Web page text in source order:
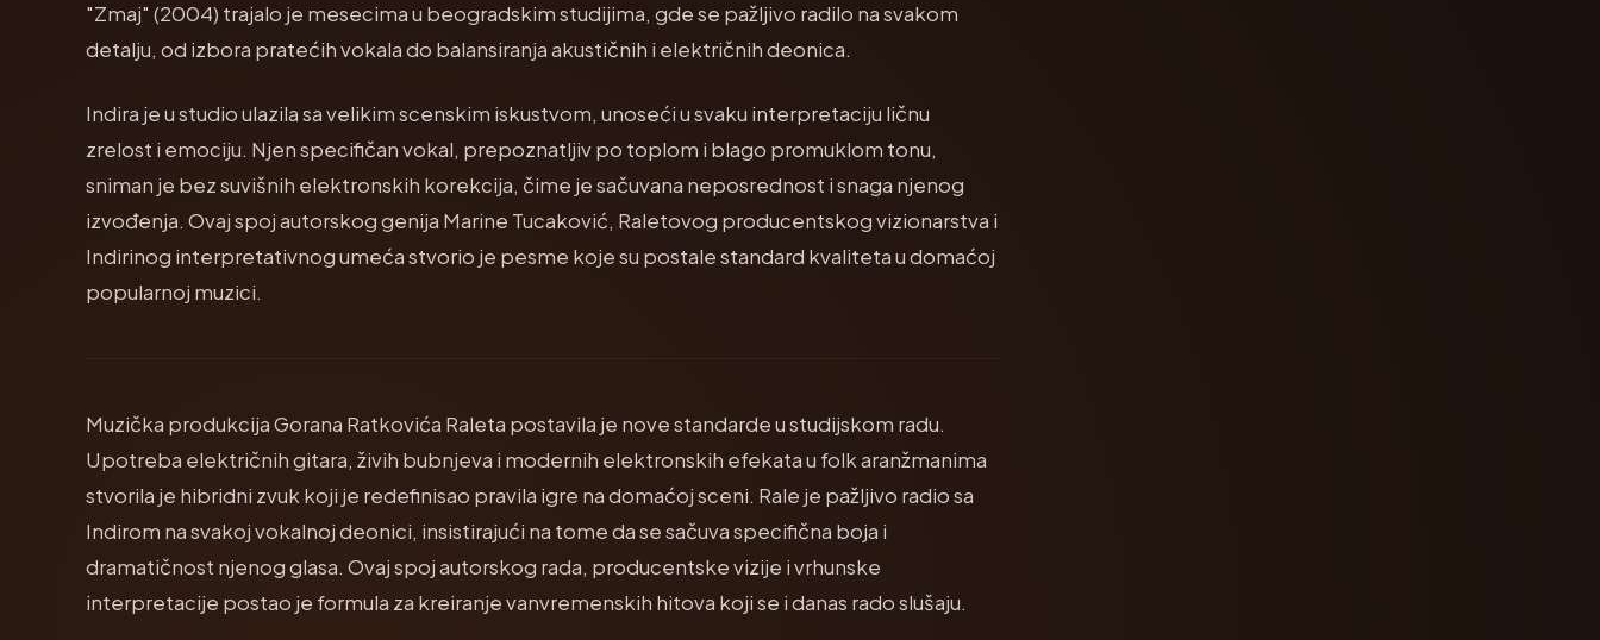
"Zmaj" (2004) trajalo je mesecima u beogradskim studijima, gde se pažljivo radilo na svakom
detalju, od izbora pratećih vokala do balansiranja akustičnih i električnih deonica.
Indira je u studio ulazila sa velikim scenskim iskustvom, unoseći u svaku interpretaciju ličnu
zrelost i emociju. Njen specifičan vokal, prepoznatljiv po toplom i blago promuklom tonu,
sniman je bez suvišnih elektronskih korekcija, čime je sačuvana neposrednost i snaga njenog
izvođenja. Ovaj spoj autorskog genija Marine Tucaković, Raletovog producentskog vizionarstva i
Indirinog interpretativnog umeća stvorio je pesme koje su postale standard kvaliteta u domaćoj
popularnoj muzici.
Muzička produkcija Gorana Ratkovića Raleta postavila je nove standarde u studijskom radu.
Upotreba električnih gitara, živih bubnjeva i modernih elektronskih efekata u folk aranžmanima
stvorila je hibridni zvuk koji je redefinisao pravila igre na domaćoj sceni. Rale je pažljivo radio sa
Indirom na svakoj vokalnoj deonici, insistirajući na tome da se sačuva specifična boja i
dramatičnost njenog glasa. Ovaj spoj autorskog rada, producentske vizije i vrhunske
interpretacije postao je formula za kreiranje vanvremenskih hitova koji se i danas rado slušaju.